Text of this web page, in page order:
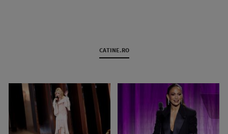
CATINE.RO